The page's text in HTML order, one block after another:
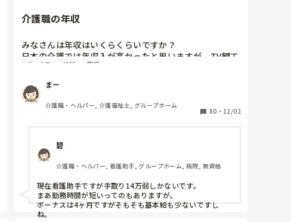
介護職の年収
みなさんは年収はいくらくらいですか？
日本の介護では年収入が高かったと思いますが、TV観て
いて「そんなにないし！」とツッコミ入れながら観てい
私は350万円ないです。
月は22万程で手取りが17万です、、。手取り20万くらい
ほしいですが、そんな職場ないのかな、、。
ボーナス 給料 施設
まー
介護職・ヘルパー, 介護福祉士, グループホーム
80 ・ 12/02
碧
介護職・ヘルパー, 看護助手, グループホーム, 病院, 無資格
現在看護助手ですが手取り14万弱しかないです。
まあ勤務時間が短いってのもありますが。
ボーナスは4ヶ月ですがそもそも基本給も少ないですし
ね。